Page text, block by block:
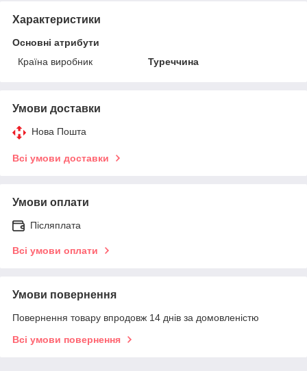
Характеристики
Основні атрибути
Країна виробник
Туреччина
Умови доставки
Нова Пошта
Всі умови доставки
Умови оплати
Післяплата
Всі умови оплати
Умови повернення
Повернення товару впродовж 14 днів за домовленістю
Всі умови повернення